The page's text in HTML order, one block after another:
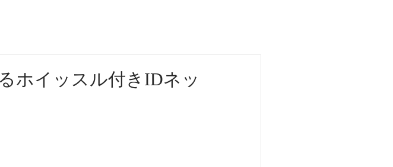
ホイッスル付きIDネッ